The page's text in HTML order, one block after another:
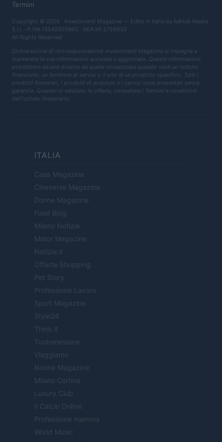
Termini
Copyright © 2026 · Investimenti Magazine — Edito in Italia da AdHub Media
S.r.l. · P.IVA 13542920965 · REA MI 2729933
All Rights Reserved
Dichiarazione di non responsabilità: Investimenti Magazine si impegna a
mantenere le sue informazioni accurate e aggiornate. Queste informazioni
potrebbero essere diverse da quelle visualizzate quando visiti un istituto
finanziario, un fornitore di servizi o il sito di un prodotto specifico. Tutti i
prodotti finanziari, i prodotti di acquisto e i servizi sono presentati senza
garanzia. Quando si valutano le offerte, consultare i Termini e condizioni
dell'istituto finanziario.
ITALIA
Casa Magazine
Cineverse Magazine
Donne Magazine
Food Blog
Milano Notizie
Motor Magazine
Notizie.it
Offerte Shopping
Pet Story
Professione Lavoro
Sport Magazine
Style24
Think.it
Tuobenessere
Viaggiamo
Nonne Magazine
Milano Cortina
Luxury Club
Il Calcio Online
Professione mamma
World Music